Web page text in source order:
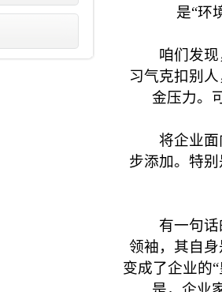
是“环
咱们发现，
习气克扣别
金压力。
将企业面向
步添加。特
有一句话的
领袖，其自
变成了企业的